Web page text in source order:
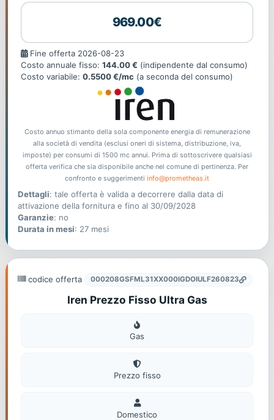
969.00€
Fine
offerta
Fine offerta 2026-08-23
Costo annuale fisso: 144.00 € (indipendente dal consumo)
Costo variabile: 0.5500 €/mc (a seconda del consumo)
Costo annuo stimanto della sola componente energia di remunerazione
alla società di vendita (esclusi oneri di sistema, distribuzione, iva,
imposte) per consumi di 1500 mc annui. Prima di sottoscrivere qualsiasi
offerta verifica che sia disponibile anche nel comune di pertinenza. Per
confronto e suggerimenti info@prometheas.it
Dettagli: tale offerta è valida a decorrere dalla data di
attivazione della fornitura e fino al 30/09/2028
Garanzie: no
Durata in mesi: 27 mesi
codice offerta 000208GSFML31XX000IGDOIULF260823
Iren Prezzo Fisso Ultra Gas
Gas
Gas
Prezzo fisso
Domestico
Domestico